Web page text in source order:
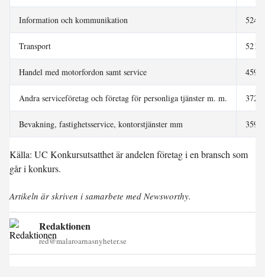
Information och kommunikation 524
Transport 521
Handel med motorfordon samt service 459
Andra serviceföretag och företag för personliga tjänster m. m. 372
Bevakning, fastighetsservice, kontorstjänster mm 359
Källa: UC Konkursutsatthet är andelen företag i en bransch som
går i konkurs.
Artikeln är skriven i samarbete med Newsworthy.
Redaktionen
red@malaroarnasnyheter.se